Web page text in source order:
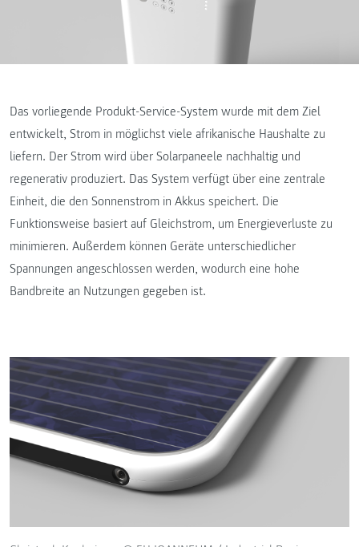
Das vorliegende Produkt-Service-System wurde mit dem Ziel
entwickelt, Strom in möglichst viele afrikanische Haushalte zu
liefern. Der Strom wird über Solarpaneele nachhaltig und
regenerativ produziert. Das System verfügt über eine zentrale
Einheit, die den Sonnenstrom in Akkus speichert. Die
Funktionsweise basiert auf Gleichstrom, um Energieverluste zu
minimieren. Außerdem können Geräte unterschiedlicher
Spannungen angeschlossen werden, wodurch eine hohe
Bandbreite an Nutzungen gegeben ist.